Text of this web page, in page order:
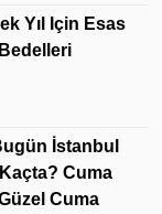
Yıl Için Esas
İstanbul
Cuma
Cuma